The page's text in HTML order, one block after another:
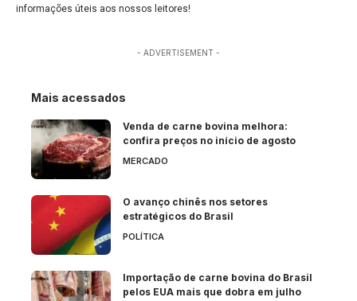
informações úteis aos nossos leitores!
- ADVERTISEMENT -
Mais acessados
Venda de carne bovina melhora:
confira preços no início de agosto
MERCADO
O avanço chinês nos setores
estratégicos do Brasil
POLÍTICA
Importação de carne bovina do Brasil
pelos EUA mais que dobra em julho